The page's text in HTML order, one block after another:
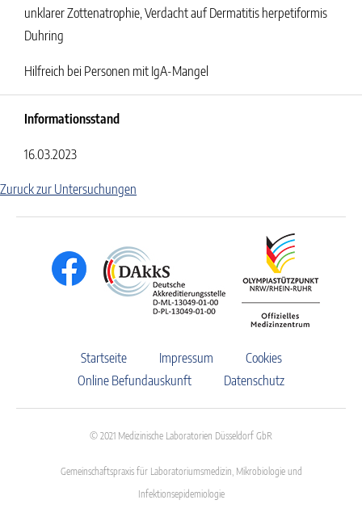
unklarer Zottenatrophie, Verdacht auf Dermatitis herpetiformis
Duhring
Hilfreich bei Personen mit IgA-Mangel
Informationsstand
16.03.2023
Zuruck zur Untersuchungen
Startseite Impressum
Cookies
Online Befundauskunft
Datenschutz
© 2021 Medizinische Laboratorien Düsseldorf GbR
Gemeinschaftspraxis für Laboratoriumsmedizin, Mikrobiologie und
Infektionsepidemiologie